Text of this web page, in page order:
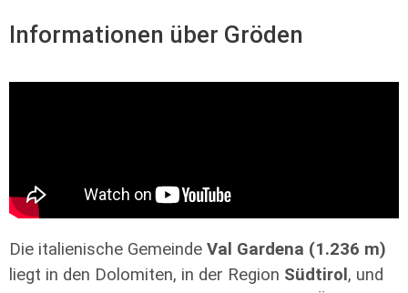
Informationen über Gröden
Die italienische Gemeinde Val Gardena (1.236 m)
liegt in den Dolomiten, in der Region Südtirol , und